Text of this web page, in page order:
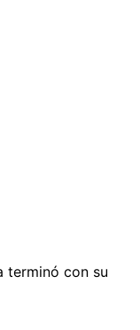
terminó con su